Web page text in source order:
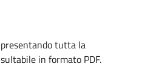
tutta la
in formato PDF.